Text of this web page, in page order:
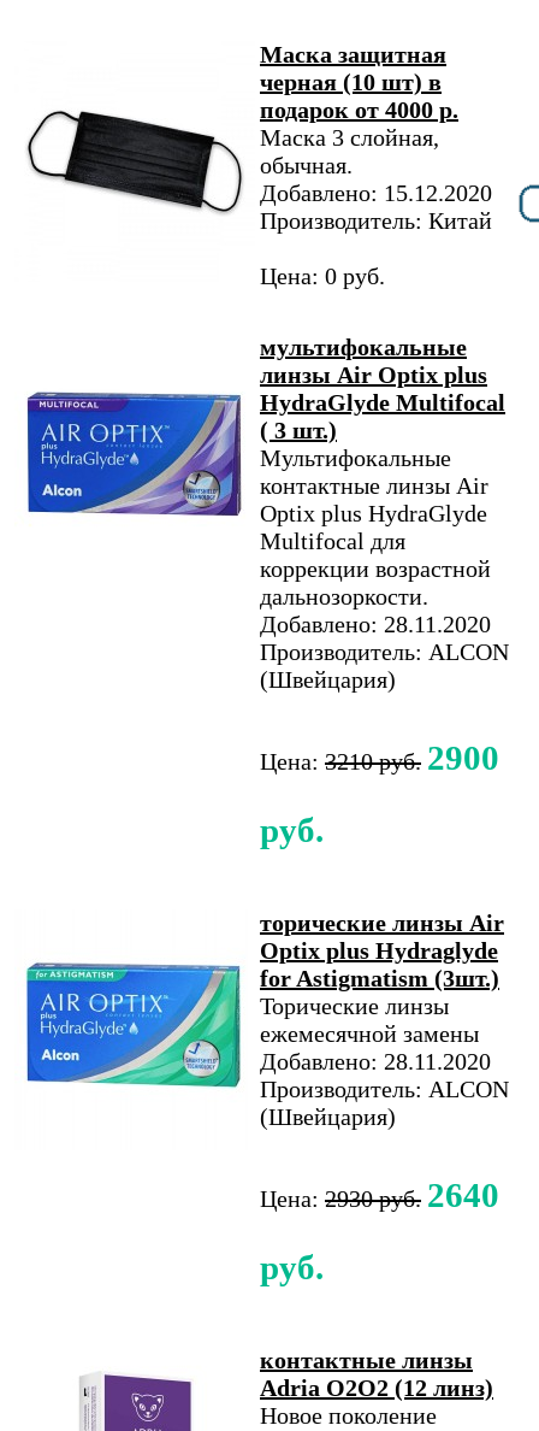
Маска защитная
черная (10 шт) в
подарок от 4000 р.
Маска 3 слойная,
обычная.
Добавлено: 15.12.2020
Производитель: Китай
Цена: 0 руб.
мультифокальные
линзы Air Optix plus
HydraGlyde Multifocal
( 3 шт.)
Мультифокальные
контактные линзы Air
Optix plus HydraGlyde
Multifocal для
коррекции возрастной
дальнозоркости.
Добавлено: 28.11.2020
Производитель: ALCON
(Швейцария)
Цена: 3210 руб. 2900
руб.
торические линзы Air
Optix plus Hydraglyde
for Astigmatism (3шт.)
Торические линзы
ежемесячной замены
Добавлено: 28.11.2020
Производитель: ALCON
(Швейцария)
Цена: 2930 руб. 2640
руб.
контактные линзы
Adria O2O2 (12 линз)
Новое поколение